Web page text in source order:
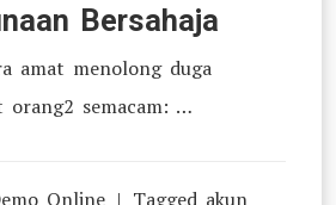
Bersahaja
amat menolong duga
orang2 semacam: …
Online Tagged akun